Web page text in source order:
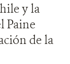
y la
Paine
de la